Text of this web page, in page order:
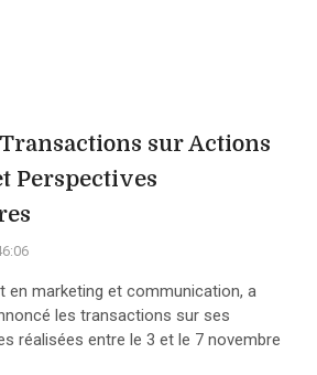
sur Actions
Perspectives
en marketing et communication, a
les transactions sur ses
réalisées entre le 3 et le 7 novembre